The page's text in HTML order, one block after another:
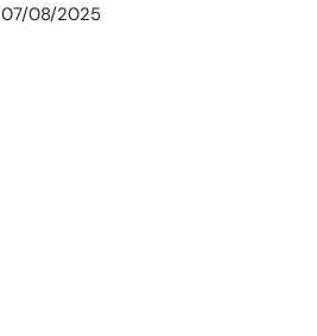
07/08/2025